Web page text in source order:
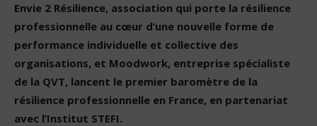
Envie 2 Résilience, association qui porte la résilience
professionnelle au cœur d’une nouvelle forme de
performance individuelle et collective des
organisations, et Moodwork, entreprise spécialiste
de la QVT, lancent le premier baromètre de la
résilience professionnelle en France, en partenariat
avec l’Institut STEFI.